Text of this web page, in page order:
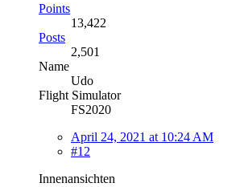
Points
13,422
Posts
2,501
Name
Udo
Flight Simulator
FS2020
April 24, 2021 at 10:24 AM
#12
Innenansichten